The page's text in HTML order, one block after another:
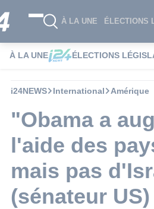
À LA UNE ÉLECTIONS
À LA UNE ÉLECTIONS
i24NEWS International Amérique
"Obama a
l'aide des
mais pas
(sénateur US)